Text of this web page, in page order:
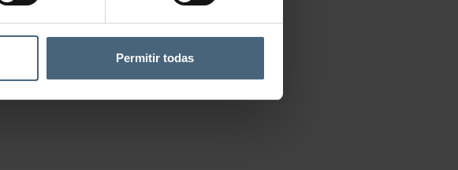
Permitir todas